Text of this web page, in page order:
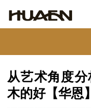
从艺术角度
木的好【华恩】